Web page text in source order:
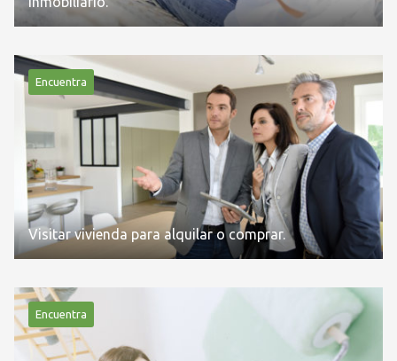
Encuentra
Visitar vivienda para alquilar o comprar.
Encuentra